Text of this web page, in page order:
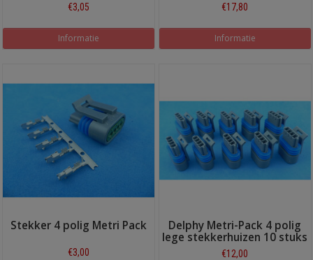
€3,05
Informatie
€17,80
Informatie
Stekker 4 polig Metri Pack
€3,00
Delphy Metri-Pack 4 polig
lege stekkerhuizen 10 stuks
€12,00